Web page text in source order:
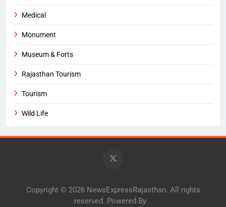
Medical
Monument
Museum & Forts
Rajasthan Tourism
Tourism
Wild Life
Copyright © 2026 NewsExpressRajasthan. All rights
reserved. Powered By .